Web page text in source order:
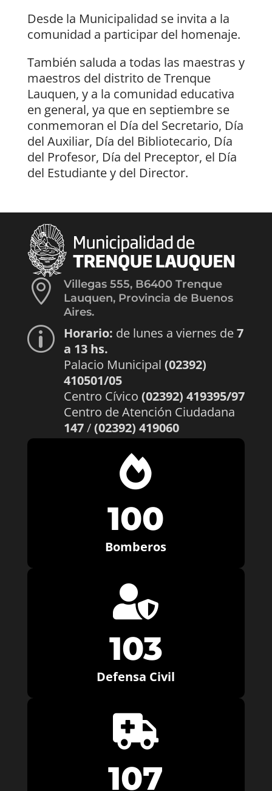
Desde la Municipalidad se invita a la
comunidad a participar del homenaje.
También saluda a todas las maestras y
maestros del distrito de Trenque
Lauquen, y a la comunidad educativa
en general, ya que en septiembre se
conmemoran el Día del Secretario, Día
del Auxiliar, Día del Bibliotecario, Día
del Profesor, Día del Preceptor, el Día
del Estudiante y del Director.

Villegas 555, B6400 Trenque
Lauquen, Provincia de Buenos
Aires.
p Horario: de lunes a viernes de7
a 13 hs.
Palacio Municipal (02392)
410501/05
Centro Cívico (02392) 419395/97
Centro de Atención Ciudadana
147/(02392) 419060

100
Bomberos

103
Defensa Civil

107